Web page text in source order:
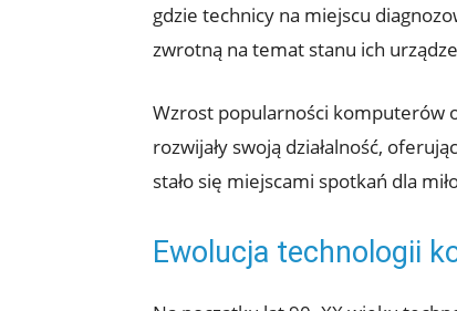
gdzie technicy na miejscu
zwrotną na temat stanu ich
Wzrost popularności komputerów
rozwijały swoją działalność,
stało się miejscami spotkań dla
Ewolucja technologii